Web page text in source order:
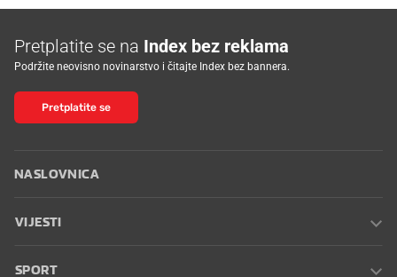
Pretplatite se na Index bez reklama
Podržite neovisno novinarstvo i čitajte Index bez bannera.
Pretplatite se
NASLOVNICA
VIJESTI
SPORT